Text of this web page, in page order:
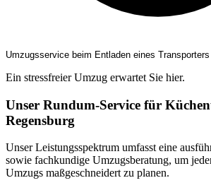
Umzugsservice beim Entladen eines Transporters
Ein stressfreier Umzug erwartet Sie hier.
Unser Rundum-Service für
Regensburg
Unser Leistungsspektrum umfasst eine
sowie fachkundige Umzugsberatung, um
Umzugs maßgeschneidert zu planen.